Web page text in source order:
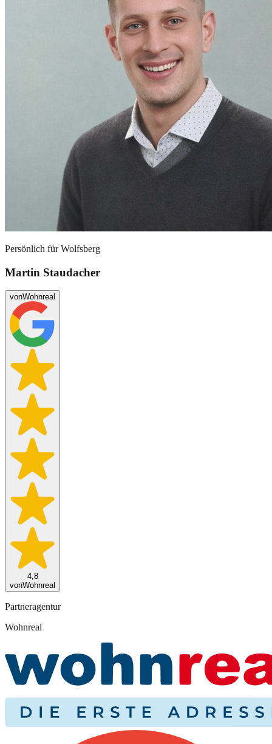
Persönlich fürWolfsberg
Martin Staudacher
vonWohnreal
4,8
vonWohnreal
Partneragentur
Wohnreal